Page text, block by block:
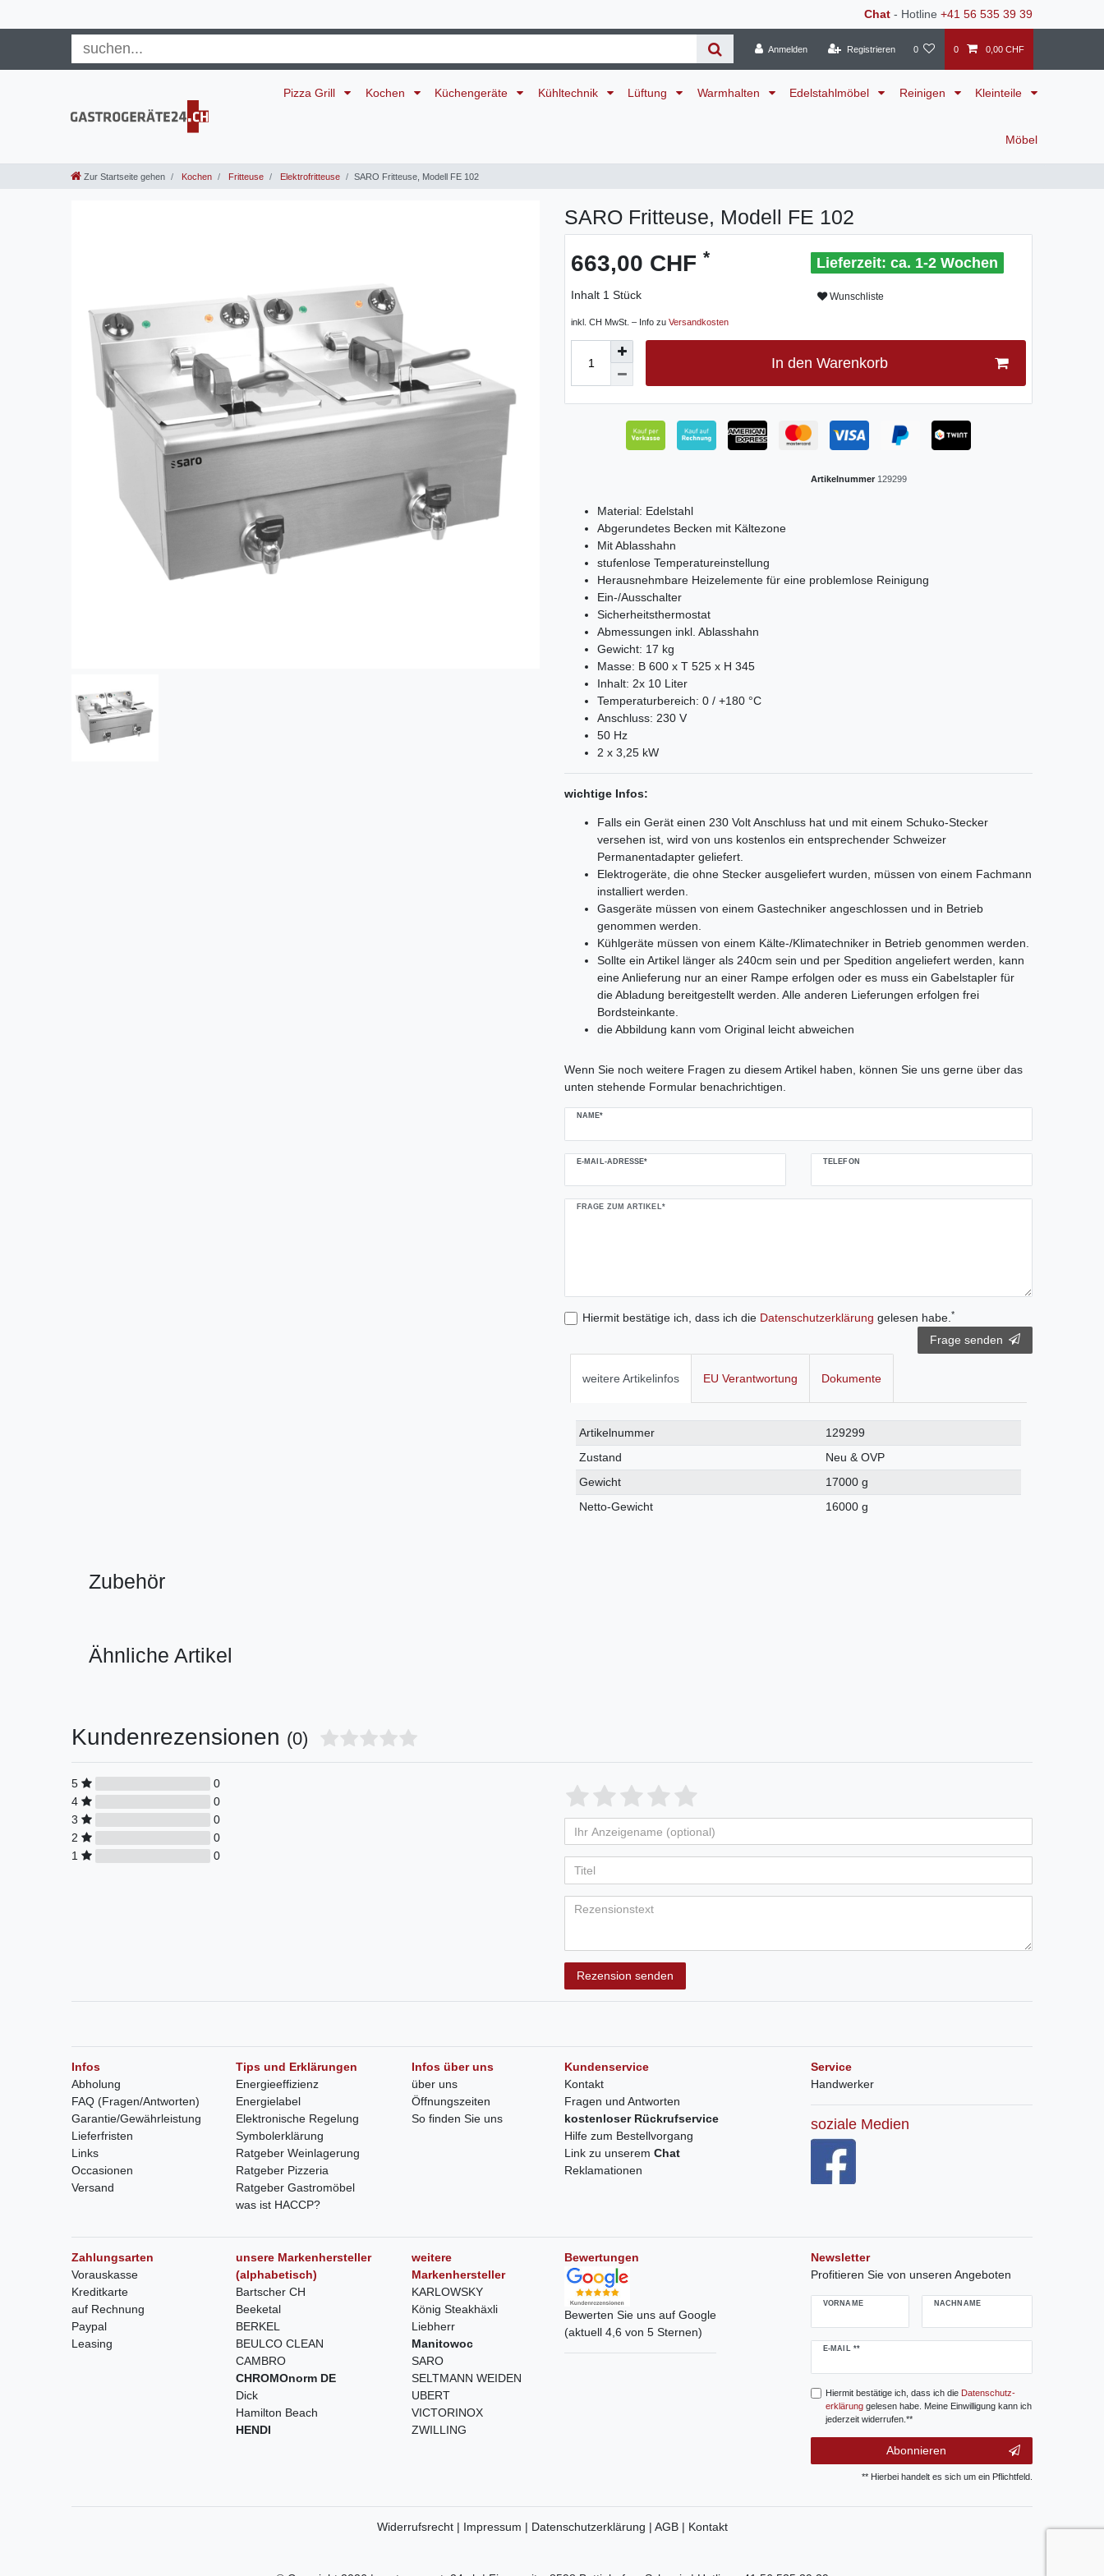
Chat - Hotline +41 56 535 39 39
Anmelden Registrieren 0 0 0,00 CHF
Pizza Grill Kochen Küchengeräte Kühltechnik Lüftung Warmhalten Edelstahlmöbel Reinigen Kleinteile
Möbel
Zur Startseite gehen Kochen Fritteuse Elektrofritteuse SARO Fritteuse, Modell FE 102
SARO Fritteuse, Modell FE 102
663,00 CHF *
Inhalt 1 Stück
inkl. CH MwSt. – Info zu Versandkosten
ca. 1-2 Wochen
Wunschliste
In den Warenkorb
Artikelnummer 129299
Material: Edelstahl
Abgerundetes Becken mit Kältezone
Mit Ablasshahn
stufenlose Temperatureinstellung
Herausnehmbare Heizelemente für eine problemlose Reinigung
Ein-/Ausschalter
Sicherheitsthermostat
Abmessungen inkl. Ablasshahn
Gewicht: 17 kg
Masse: B 600 x T 525 x H 345
Inhalt: 2x 10 Liter
Temperaturbereich: 0 / +180 °C
Anschluss: 230 V
50 Hz
2 x 3,25 kW
wichtige Infos:
Falls ein Gerät einen 230 Volt Anschluss hat und mit einem Schuko-Stecker
versehen ist, wird von uns kostenlos ein entsprechender Schweizer
Permanentadapter geliefert.
Elektrogeräte, die ohne Stecker ausgeliefert wurden, müssen von einem Fachmann
installiert werden.
Gasgeräte müssen von einem Gastechniker angeschlossen und in Betrieb
genommen werden.
Kühlgeräte müssen von einem Kälte-/Klimatechniker in Betrieb genommen werden.
Sollte ein Artikel länger als 240cm sein und per Spedition angeliefert werden, kann
eine Anlieferung nur an einer Rampe erfolgen oder es muss ein Gabelstapler für
die Abladung bereitgestellt werden. Alle anderen Lieferungen erfolgen frei
Bordsteinkante.
die Abbildung kann vom Original leicht abweichen
Wenn Sie noch weitere Fragen zu diesem Artikel haben, können Sie uns gerne über das
unten stehende Formular benachrichtigen.
NAME*
E-MAIL-ADRESSE* TELEFON
FRAGE ZUM ARTIKEL*
Hiermit bestätige ich, dass ich die Daten­schutz­erklärung gelesen habe.*
Frage senden
weitere Artikelinfos EU Verantwortung Dokumente
Technisches
Merkmal
Wert
Artikelnummer
129299
Zustand
Neu & OVP
Gewicht
17000 g
Netto-Gewicht
16000 g
Zubehör
Ähnliche Artikel
Kundenrezensionen (0)
5
0
4
0
3
0
2
0
1
0
Rezension senden
Infos
Abholung
FAQ (Fragen/Antworten)
Garantie/Gewährleistung
Lieferfristen
Links
Occasionen
Versand
Tips und Erklärungen
Energieeffizienz
Energielabel
Elektronische Regelung
Symbolerklärung
Ratgeber Weinlagerung
Ratgeber Pizzeria
Ratgeber Gastromöbel
was ist HACCP?
Infos über uns
über uns
Öffnungszeiten
So finden Sie uns
Kundenservice
Kontakt
Fragen und Antworten
kostenloser Rückrufservice
Hilfe zum Bestellvorgang
Link zu unserem Chat
Reklamationen
Service
Handwerker
soziale Medien
Zahlungsarten
Vorauskasse
Kreditkarte
auf Rechnung
Paypal
Leasing
unsere Markenhersteller
(alphabetisch)
Bartscher CH
Beeketal
BERKEL
BEULCO CLEAN
CAMBRO
CHROMOnorm DE
Dick
Hamilton Beach
HENDI
weitere
Markenhersteller
KARLOWSKY
König Steakhäxli
Liebherr
Manitowoc
SARO
SELTMANN WEIDEN
UBERT
VICTORINOX
ZWILLING
Bewertungen
Bewerten Sie uns auf Google
(aktuell 4,6 von 5 Sternen)
Newsletter
Profitieren Sie von unseren Angeboten
VORNAME NACHNAME
E-MAIL **
Newsletter
Hiermit bestätige ich, dass ich die Daten­schutz­
erklärunggelesen habe. Meine Einwilligung kann ich
jederzeit widerrufen.**
Abonnieren
** Hierbei handelt es sich um ein Pflichtfeld.
Widerrufsrecht | Impressum | Datenschutzerklärung | AGB | Kontakt